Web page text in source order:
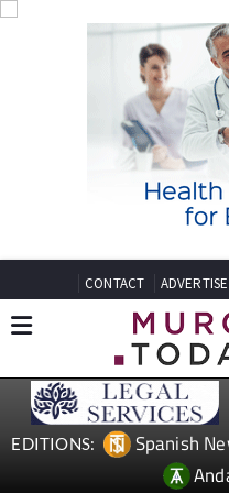
CONTACT
EDITIONS: Spanish